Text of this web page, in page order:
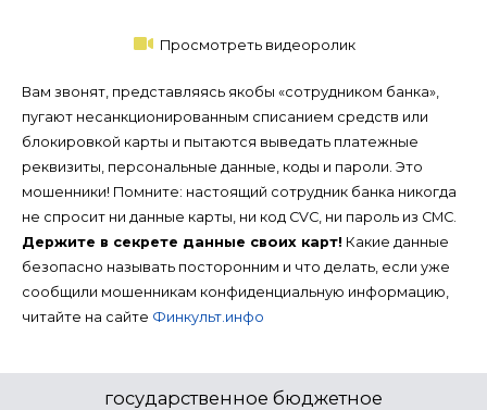
Просмотреть видеоролик
Вам звонят, представляясь якобы «сотрудником банка»,
пугают несанкционированным списанием средств или
блокировкой карты и пытаются выведать платежные
реквизиты, персональные данные, коды и пароли. Это
мошенники! Помните: настоящий сотрудник банка никогда
не спросит ни данные карты, ни код CVC, ни пароль из СМС.
Держите в секрете данные своих карт! Какие данные
безопасно называть посторонним и что делать, если уже
сообщили мошенникам конфиденциальную информацию,
читайте на сайте Финкульт.инфо
государственное бюджетное